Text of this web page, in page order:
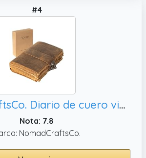
#4
NomadCraftsCo. Diario de cuero vintage con caja de regalo - Grimorio encuadernado en cuero antiguo, cuaderno de bocetos y libreta - Diarios de cuero perfectos para mujeres y hombres - Elegante libro
Nota: 7.8
NomadCraftsCo.